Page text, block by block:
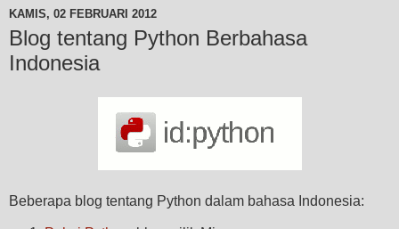
KAMIS, 02 FEBRUARI 2012
Blog tentang Python Berbahasa
Indonesia
Beberapa blog tentang Python dalam bahasa Indonesia: